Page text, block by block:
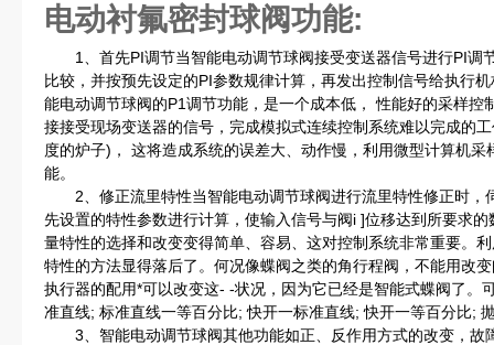
电动衬氟密封球阀功能:
1、首先PI调节当智能电动调节球阀接受变送器信号进行PI调
比较，并按预先设定的PI参数规律计算，再发出控制信号给执行
能电动调节球阀的P1调节功能，是一个成本低， 性能好的采样控
接接受现场变送器的信号，完成模拟式连续控制系统难以完成的
度的炉子)， 这将造成系统的误差大、动作慢，利用微型计算机
能。
2、修正流里特性当智能电动调节球阀进行流里特性修正时，
先设置的特性参数进行计算，使输入信号与阀i ]位移达到所要求
量特性的选择和改变变得简单、容易、这对控制系统非常重要。
特性的方法显得落后了。何况像蝶阀之类的角行程阀，不能用改
执行器的配用*可以改变这- -状况，因为它已经是智能式蝶阀了。
准直线; 标准直线一等百分比; 快开一标准直线; 快开一等百分比;
3、智能电动调节球阀其他功能如正、反作用方式的改变，故